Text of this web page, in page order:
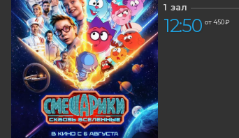
1 зал
12:50 от 450 ₽